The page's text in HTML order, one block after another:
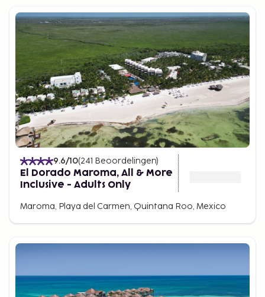
9.6/10(241 Beoordelingen)
El Dorado Maroma, All & More
Inclusive - Adults Only
Maroma, Playa del Carmen, Quintana Roo, Mexico